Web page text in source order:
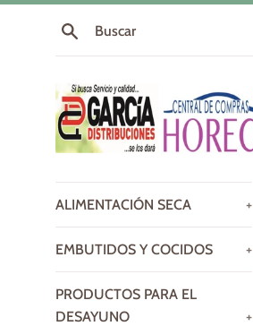
directamente
contenido
Buscar
ALIMENTACIÓN SECA +
EMBUTIDOS Y COCIDOS +
PRODUCTOS PARA EL
DESAYUNO
+